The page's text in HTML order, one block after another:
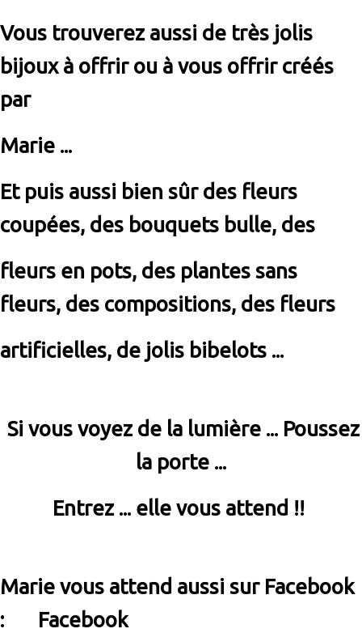
Vous trouverez aussi de très jolis
bijoux à offrir ou à vous offrir créés
par
Marie ...
Et puis aussi bien sûr des fleurs
coupées, des bouquets bulle, des
fleurs en pots, des plantes sans
fleurs, des compositions, des fleurs
artificielles, de jolis bibelots ...
Si vous voyez de la lumière ... Poussez
la porte ...
Entrez ... elle vous attend !!
Marie vous attend aussi sur Facebook
: Facebook